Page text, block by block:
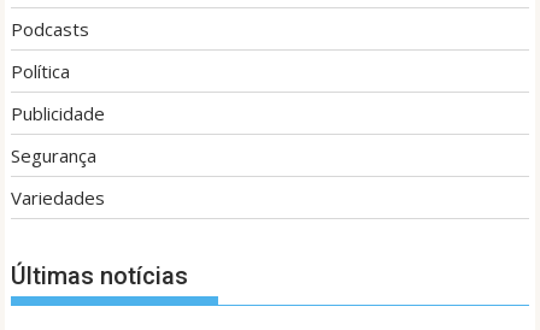
Podcasts
Política
Publicidade
Segurança
Variedades
Últimas notícias